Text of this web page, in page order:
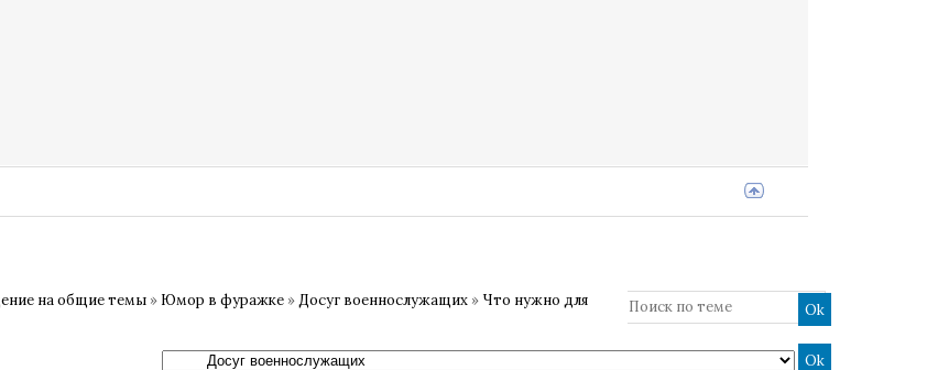
на общие темы » Юмор в фуражке »Досуг военнослужащих » Что нужно для